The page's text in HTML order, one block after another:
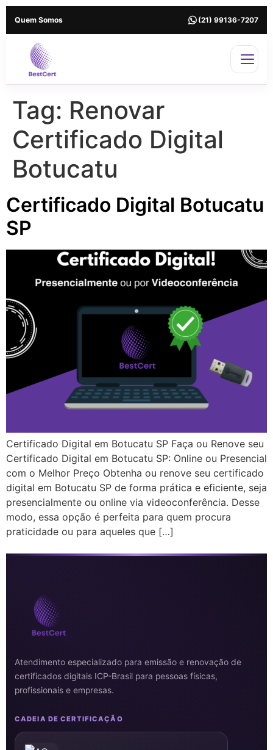
Quem Somos (21) 99136-7207
Tag: Renovar
Certificado Digital
Botucatu
Certificado Digital Botucatu
SP
Certificado Digital em Botucatu SP Faça ou Renove seu
Certificado Digital em Botucatu SP: Online ou Presencial
com o Melhor Preço Obtenha ou renove seu certificado
digital em Botucatu SP de forma prática e eficiente, seja
presencialmente ou online via videoconferência. Desse
modo, essa opção é perfeita para quem procura
praticidade ou para aqueles que […]
Atendimento especializado para emissão e renovação de
certificados digitais ICP-Brasil para pessoas físicas,
profissionais e empresas.
CADEIA DE CERTIFICAÇÃO